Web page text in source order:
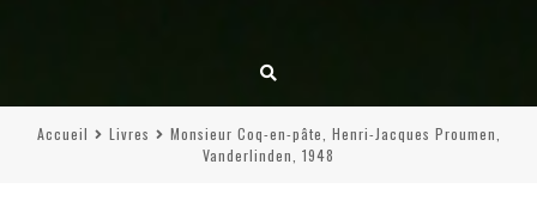
Accueil Livres
Monsieur Coq-en-pâte, Henri-Jacques Proumen,
Vanderlinden, 1948